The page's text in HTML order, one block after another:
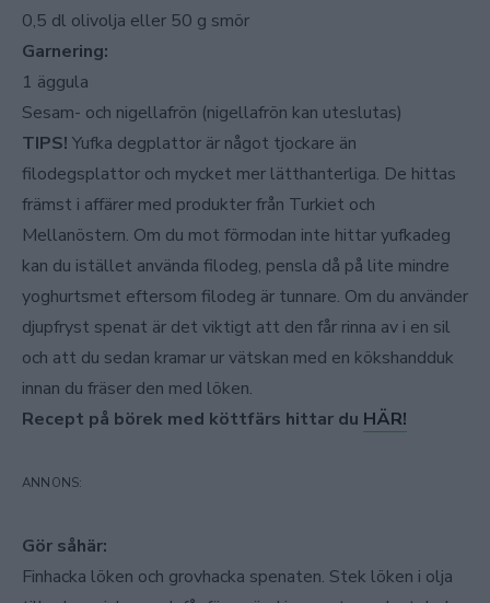
0,5 dl olivolja eller 50 g smör
Garnering:
1 äggula
Sesam- och nigellafrön (nigellafrön kan uteslutas)
TIPS! Yufka degplattor är något tjockare än
filodegsplattor och mycket mer lätthanterliga. De hittas
främst i affärer med produkter från Turkiet och
Mellanöstern. Om du mot förmodan inte hittar yufkadeg
kan du istället använda filodeg, pensla då på lite mindre
yoghurtsmet eftersom filodeg är tunnare. Om du använder
djupfryst spenat är det viktigt att den får rinna av i en sil
och att du sedan kramar ur vätskan med en kökshandduk
innan du fräser den med löken.
Recept på börek med köttfärs hittar du HÄR!
Gör såhär:
Finhacka löken och grovhacka spenaten. Stek löken i olja